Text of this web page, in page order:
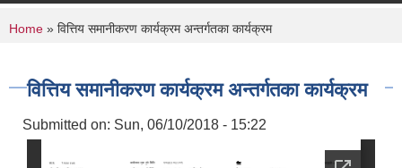
You are here
Home » वित्तिय समानीकरण कार्यक्रम अन्तर्गतका कार्यक्रम
वित्तिय समानीकरण कार्यक्रम अन्तर्गतका कार्यक्रम
Submitted on: Sun, 06/10/2018 - 15:22